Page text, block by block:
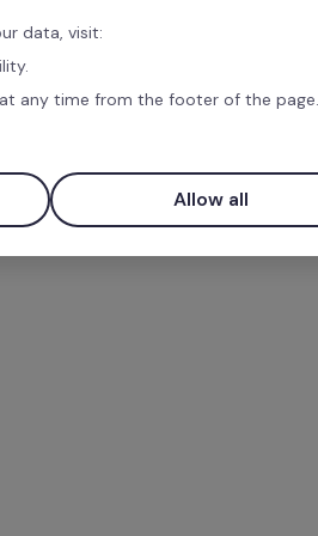
data, visit:
any time from the footer of the page.
Allow all